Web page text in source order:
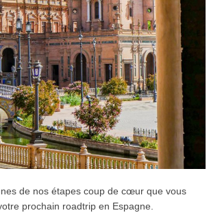
de nos étapes coup de cœur que vous
prochain roadtrip en Espagne.